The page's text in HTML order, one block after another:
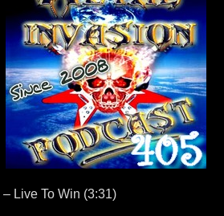
Live To Win (3:31)